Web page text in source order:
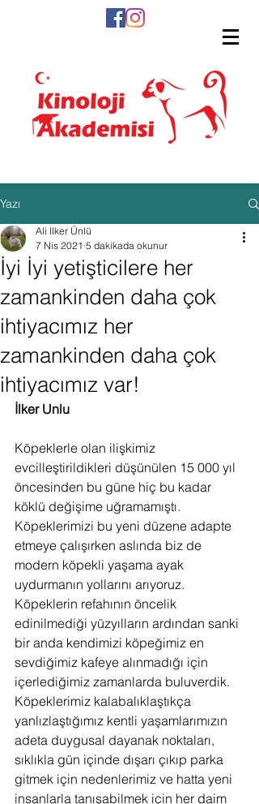
Yazı
İyi İyi yetişticilere her
zamankinden daha çok
ihtiyacımız her
zamankinden daha çok
ihtiyacımız var!
Ali Ilker Ünlü
7 Nis 2021 5 dakikada okunur
İlker Unlu
Köpeklerle olan ilişkimiz
evcilleştirildikleri düşünülen 15 000 yıl
öncesinden bu güne hiç bu kadar
köklü değişime uğramamıştı.
Köpeklerimizi bu yeni düzene adapte
etmeye çalışırken aslında biz de
modern köpekli yaşama ayak
uydurmanın yollarını arıyoruz.
Köpeklerin refahının öncelik
edinilmediği yüzyılların ardından sanki
bir anda kendimizi köpeğimiz en
sevdiğimiz kafeye alınmadığı için
içerlediğimiz zamanlarda buluverdik.
Köpeklerimiz kalabalıklaştıkça
yanlızlaştığımız kentli yaşamlarımızın
adeta duygusal dayanak noktaları,
sıklıkla gün içinde dışarı çıkıp parka
gitmek için nedenlerimiz ve hatta yeni
insanlarla tanışabilmek için her daim